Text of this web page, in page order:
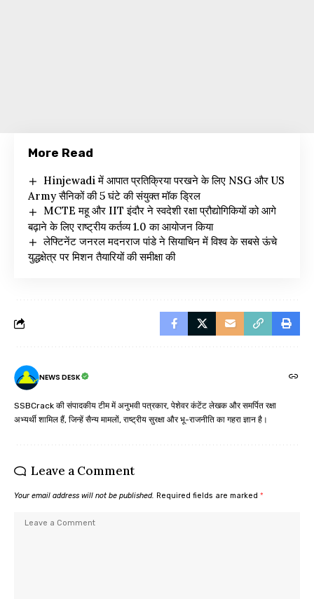
More Read
Hinjewadi में आपात प्रतिक्रिया परखने के लिए NSG और US
Army सैनिकों की 5 घंटे की संयुक्त मॉक ड्रिल
MCTE महू और IIT इंदौर ने स्वदेशी रक्षा प्रौद्योगिकियों को आगे
बढ़ाने के लिए राष्ट्रीय कर्तव्य 1.0 का आयोजन किया
लेफ्टिनेंट जनरल मदनराज पांडे ने सियाचिन में विश्व के सबसे ऊंचे
युद्धक्षेत्र पर मिशन तैयारियों की समीक्षा की
NEWS DESK
SSBCrack की संपादकीय टीम में अनुभवी पत्रकार, पेशेवर कंटेंट लेखक और समर्पित रक्षा
अभ्यर्थी शामिल हैं, जिन्हें सैन्य मामलों, राष्ट्रीय सुरक्षा और भू-राजनीति का गहरा ज्ञान है।
Leave a Comment
Your email address will not be published. Required fields are marked *